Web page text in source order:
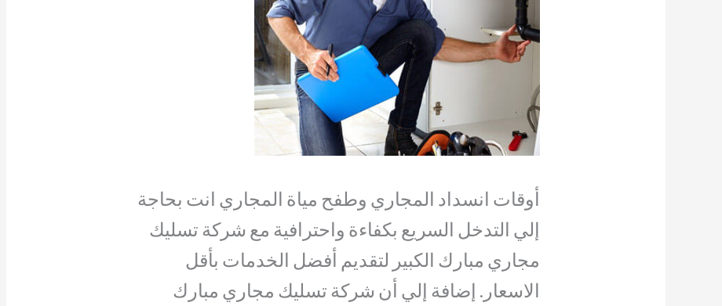
أوقات انسداد المجاري وطفح مياة المجاري انت بحاجة
إلي التدخل السريع بكفاءة واحترافية مع شركة تسليك
مجاري مبارك الكبير لتقديم أفضل الخدمات بأقل
الاسعار. إضافة إلي أن شركة تسليك مجاري مبارك